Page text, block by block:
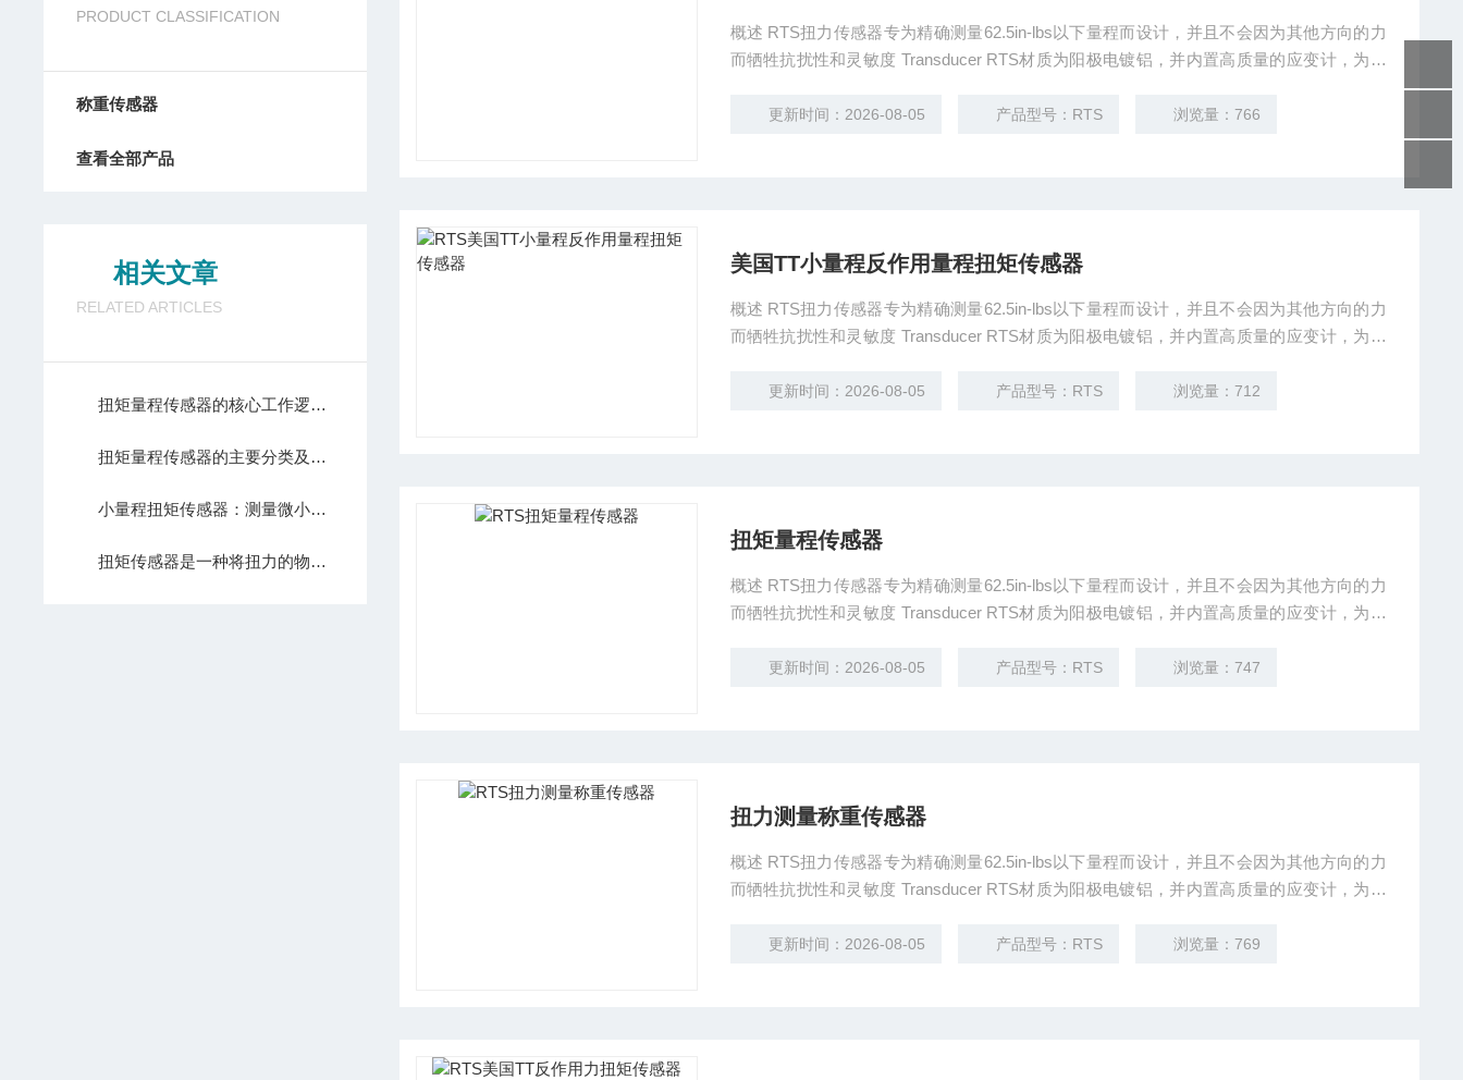
PRODUCT CLASSIFICATION
称重传感器
查看全部产品
相关文章
RELATED ARTICLES
扭矩量程传感器的核心工作逻辑如下
扭矩量程传感器的主要分类及应用场景介绍
小量程扭矩传感器：测量微小扭矩的仪器
扭矩传感器是一种将扭力的物理变化转换为准确电信号的测量仪器
概述 RTS扭力传感器专为精确测量62.5in-lbs以下量程而设计，并且不会因为其他方向的力
而牺牲抗扰性和灵敏度 Transducer RTS材质为阳极电镀铝，并内置高质量的应变计，为传
应用。更新时间：2026-08-05 产品型号：RTS 浏览量：766
美国TT小量程反作用量程扭矩传感器
概述 RTS扭力传感器专为精确测量62.5in-lbs以下量程而设计，并且不会因为其他方向的力
而牺牲抗扰性和灵敏度 Transducer RTS材质为阳极电镀铝，并内置高质量的应变计，为传
应用。更新时间：2026-08-05 产品型号：RTS 浏览量：712
扭矩量程传感器
概述 RTS扭力传感器专为精确测量62.5in-lbs以下量程而设计，并且不会因为其他方向的力
而牺牲抗扰性和灵敏度 Transducer RTS材质为阳极电镀铝，并内置高质量的应变计，为传
应用。更新时间：2026-08-05 产品型号：RTS 浏览量：747
扭力测量称重传感器
概述 RTS扭力传感器专为精确测量62.5in-lbs以下量程而设计，并且不会因为其他方向的力
而牺牲抗扰性和灵敏度 Transducer RTS材质为阳极电镀铝，并内置高质量的应变计，为传
应用。更新时间：2026-08-05 产品型号：RTS 浏览量：769